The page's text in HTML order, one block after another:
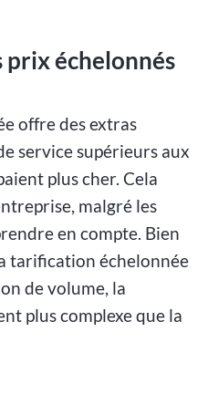
prix échelonnés
offre des extras
service supérieurs aux
plus cher. Cela
malgré les
en compte. Bien
tarification échelonnée
de volume, la
plus complexe que la